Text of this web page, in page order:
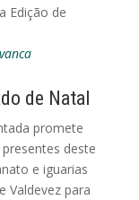
Edição de
de Natal
promete
deste
e iguarias
Valdevez para